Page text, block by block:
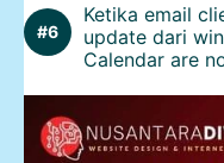
Ketika email
update dari
Calendar are